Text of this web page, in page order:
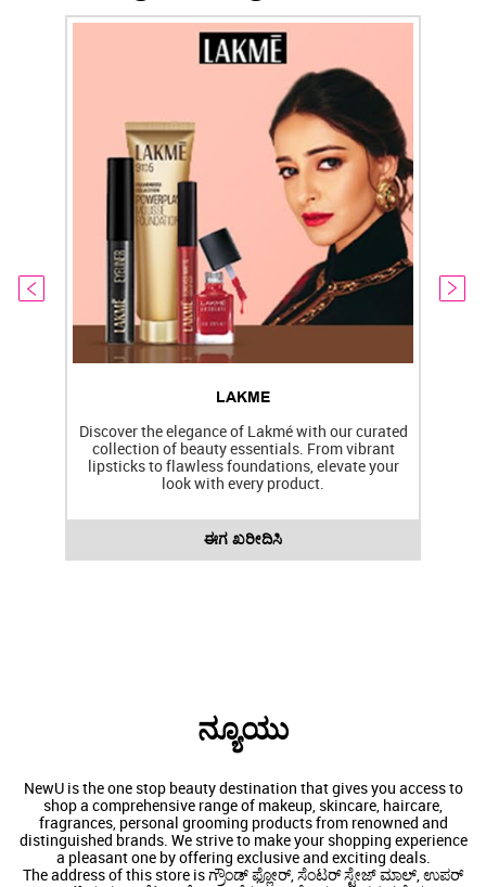
LAKME
Discover the elegance of Lakmé with our curated
collection of beauty essentials. From vibrant
lipsticks to flawless foundations, elevate your
look with every product.
ಈಗ ಖರೀದಿಸಿ
ನ್ಯೂಯು
NewU is the one stop beauty destination that gives you access to
shop a comprehensive range of makeup, skincare, haircare,
fragrances, personal grooming products from renowned and
distinguished brands. We strive to make your shopping experience
a pleasant one by offering exclusive and exciting deals.
The address of this store is ಗ್ರೌಂಡ್ ಫ್ಲೋರ್, ಸೆಂಟರ್ ಸ್ಟೇಜ್ ಮಾಲ್, ಉಪರ್